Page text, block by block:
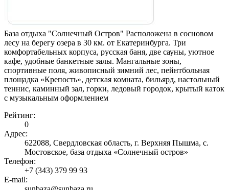
База отдыха "Солнечный Остров" Расположена в сосновом
лесу на берегу озера в 30 км. от Екатеринбурга. Три
комфортабельных корпуса, русская баня, две сауны, уютное
кафе, удобные банкетные залы. Мангальные зоны,
спортивные поля, живописный зимний лес, пейнтбольная
площадка «Крепость», детская комната, бильярд, настольный
теннис, каминный зал, горки, ледовый городок, крытый каток
с музыкальным оформлением
Рейтинг:
0
Адрес:
622088, Свердловская область, г. Верхняя Пышма, с.
Мостовское, база отдыха «Солнечный остров»
Телефон:
+7 (343) 379 99 93
E-mail: